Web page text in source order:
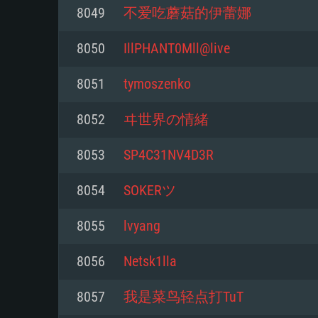
Mínimo
77XX / NVIDIA GeForce GTX
mínima suportada: 720p
Network: Internet de banda larga.
Mínimo
mais recente
Processador: Core i5 2.2GHz
não suportado)
Memória: 6 GB
Placa Gráfica: Intel Iris Pro 5200
mínima suportada: 720p com
Mínimo
do Linux de 64bit
Processador: Dual-Core 2.4 GHz
Memória: 4 GB
Placa Gráfica: NVIDIA 660 com
recentes (não mais de 6
Vulkan (não mais de 6 meses);
8049 不爱吃蘑菇的伊蕾娜
8050 IllPHANT0Mll@live
8051 tymoszenko
8052 ヰ世界の情緒
8053 SP4C31NV4D3R
8054 SOKERツ
8055 lvyang
8056 Netsk1lla
8057 我是菜鸟轻点打TuT